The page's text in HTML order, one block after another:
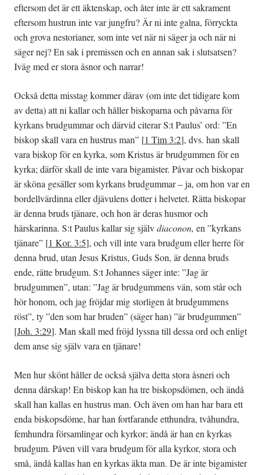
eftersom det är ett äktenskap, och åter inte är ett sakrament
eftersom hustrun inte var jungfru? Är ni inte galna, förryckta
och grova nestorianer, som inte vet när ni säger ja och när ni
säger nej? En sak i premissen och en annan sak i slutsatsen?
Iväg med er stora åsnor och narrar!
Också detta misstag kommer därav (om inte det tidigare kom
av detta) att ni kallar och håller biskoparna och påvarna för
kyrkans brudgummar och därvid citerar S:t Paulus’ ord: ”En
biskop skall vara en hustrus man” [1 Tim 3:2], dvs. han skall
vara biskop för en kyrka, som Kristus är brudgummen för en
kyrka; därför skall de inte vara bigamister. Påvar och biskopar
är sköna gesäller som kyrkans brudgummar – ja, om hon var en
bordellvärdinna eller djävulens dotter i helvetet. Rätta biskopar
är denna bruds tjänare, och hon är deras husmor och
härskarinna. S:t Paulus kallar sig självdiaconon, en ”kyrkans
tjänare” [1 Kor. 3:5], och vill inte vara brudgum eller herre för
denna brud, utan Jesus Kristus, Guds Son, är denna bruds
ende, rätte brudgum. S:t Johannes säger inte: ”Jag är
brudgummen”, utan: ”Jag är brudgummens vän, som står och
hör honom, och jag fröjdar mig storligen åt brudgummens
röst”, ty ”den som har bruden” (säger han) ”är brudgummen”
[Joh. 3:29]. Man skall med fröjd lyssna till dessa ord och enligt
dem anse sig själv vara en tjänare!
Men hur skönt håller de också själva detta stora åsneri och
denna dårskap! En biskop kan ha tre biskopsdömen, och ändå
skall han kallas en hustrus man. Och även om han har bara ett
enda biskopsdöme, har han fortfarande etthundra, tvåhundra,
femhundra församlingar och kyrkor; ändå är han en kyrkas
brudgum. Påven vill vara brudgum för alla kyrkor, stora och
små, ändå kallas han en kyrkas äkta man. De är inte bigamister